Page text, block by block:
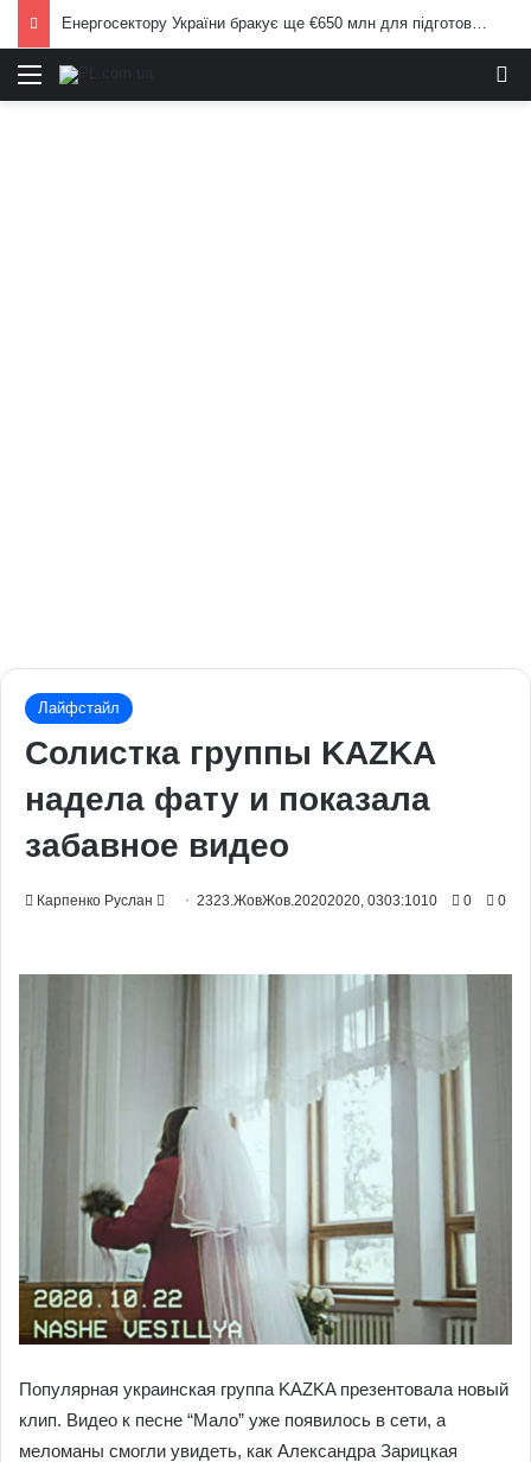
Енергосектору України бракує ще €650 млн для підготовки до опалювального сезону: Корецький попередив населення
Меню
Лайфстайл
Солистка группы KAZKA
надела фату и показала
забавное видео
Карпенко Руслан
Send2323.ЖовЖов.20202020, 0303:1010 0 0
Популярная украинская группа KAZKA презентовала новый
клип. Видео к песне “Мало” уже появилось в сети, а
меломаны смогли увидеть, как Александра Зарицкая